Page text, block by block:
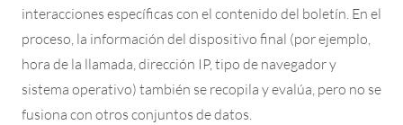
interacciones específicas con el contenido del boletín. En el
proceso, la información del dispositivo final (por ejemplo,
hora de la llamada, dirección IP, tipo de navegador y
sistema operativo) también se recopila y evalúa, pero no se
fusiona con otros conjuntos de datos.